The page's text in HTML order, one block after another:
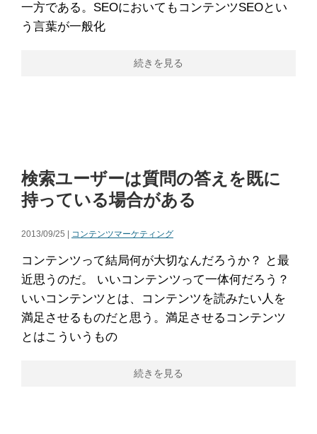
一方である。SEOにおいてもコンテンツSEOとい
う言葉が一般化
続きを見る
検索ユーザーは質問の答えを既に
持っている場合がある
2013/09/25 | コンテンツマーケティング
コンテンツって結局何が大切なんだろうか？ と最
近思うのだ。 いいコンテンツって一体何だろう？
いいコンテンツとは、コンテンツを読みたい人を
満足させるものだと思う。満足させるコンテンツ
とはこういうもの
続きを見る